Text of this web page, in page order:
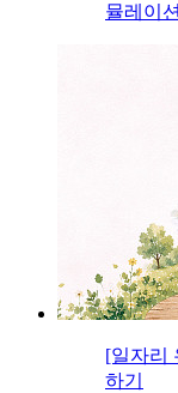
뮬레이션
[일자리
하기